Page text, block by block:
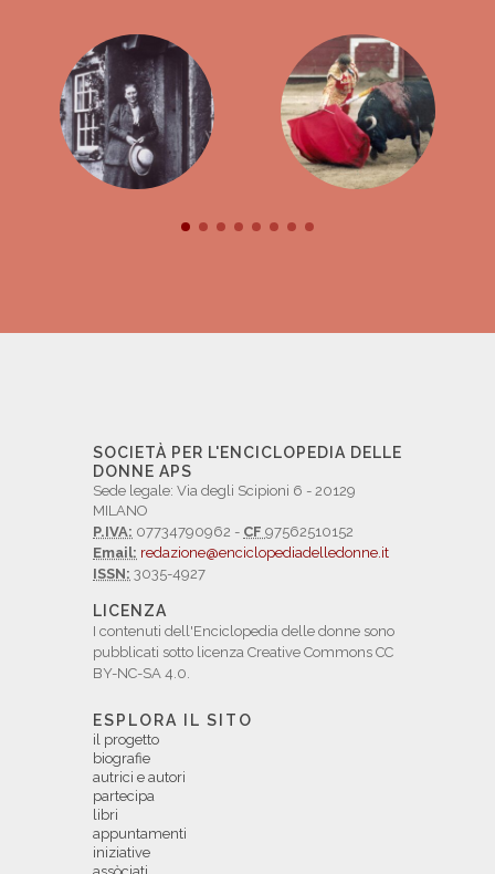
SOCIETÀ PER L'ENCICLOPEDIA DELLE
DONNE APS
Sede legale: Via degli Scipioni 6 - 20129
MILANO
P.IVA: 07734790962 - CF 97562510152
Email: redazione@enciclopediadelledonne.it
ISSN: 3035-4927
LICENZA
I contenuti dell'Enciclopedia delle donne sono
pubblicati sotto licenza Creative Commons CC
BY-NC-SA 4.0.
ESPLORA IL SITO
il progetto
biografie
autrici e autori
partecipa
libri
appuntamenti
iniziative
assòciati